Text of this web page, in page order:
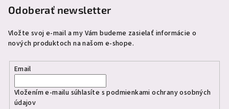
Odoberať newsletter
Vložte svoj e-mail a my Vám budeme zasielať informácie o
nových produktoch na našom e-shope.
Email
Vložením e-mailu súhlasíte spodmienkami ochrany osobných
údajov